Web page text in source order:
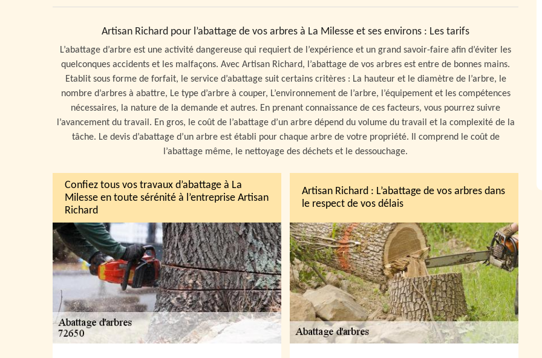
Artisan Richard pour l’abattage de vos arbres à La Milesse et ses environs : Les tarifs
L’abattage d’arbre est une activité dangereuse qui requiert de l’expérience et un grand savoir-faire afin d’éviter les
quelconques accidents et les malfaçons. Avec Artisan Richard, l’abattage de vos arbres est entre de bonnes mains.
Etablit sous forme de forfait, le service d’abattage suit certains critères : La hauteur et le diamètre de l’arbre, le
nombre d’arbres à abattre, Le type d’arbre à couper, L’environnement de l’arbre, l’équipement et les compétences
nécessaires, la nature de la demande et autres. En prenant connaissance de ces facteurs, vous pourrez suivre
l’avancement du travail. En gros, le coût de l’abattage d’un arbre dépend du volume du travail et la complexité de la
tâche. Le devis d’abattage d’un arbre est établi pour chaque arbre de votre propriété. Il comprend le coût de
l’abattage même, le nettoyage des déchets et le dessouchage.
Confiez tous vos travaux d’abattage à La
Milesse en toute sérénité à l’entreprise Artisan
Richard
Artisan Richard : L’abattage de vos arbres dans
le respect de vos délais